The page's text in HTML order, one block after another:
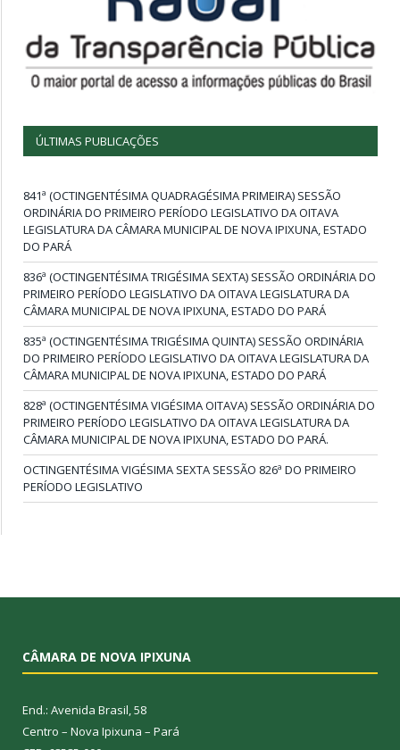
ÚLTIMAS PUBLICAÇÕES
841ª (OCTINGENTÉSIMA QUADRAGÉSIMA PRIMEIRA) SESSÃO
ORDINÁRIA DO PRIMEIRO PERÍODO LEGISLATIVO DA OITAVA
LEGISLATURA DA CÂMARA MUNICIPAL DE NOVA IPIXUNA, ESTADO
DO PARÁ
836ª (OCTINGENTÉSIMA TRIGÉSIMA SEXTA) SESSÃO ORDINÁRIA DO
PRIMEIRO PERÍODO LEGISLATIVO DA OITAVA LEGISLATURA DA
CÂMARA MUNICIPAL DE NOVA IPIXUNA, ESTADO DO PARÁ
835ª (OCTINGENTÉSIMA TRIGÉSIMA QUINTA) SESSÃO ORDINÁRIA
DO PRIMEIRO PERÍODO LEGISLATIVO DA OITAVA LEGISLATURA DA
CÂMARA MUNICIPAL DE NOVA IPIXUNA, ESTADO DO PARÁ
828ª (OCTINGENTÉSIMA VIGÉSIMA OITAVA) SESSÃO ORDINÁRIA DO
PRIMEIRO PERÍODO LEGISLATIVO DA OITAVA LEGISLATURA DA
CÂMARA MUNICIPAL DE NOVA IPIXUNA, ESTADO DO PARÁ.
OCTINGENTÉSIMA VIGÉSIMA SEXTA SESSÃO 826ª DO PRIMEIRO
PERÍODO LEGISLATIVO
CÂMARA DE NOVA IPIXUNA
End.: Avenida Brasil, 58
Centro – Nova Ipixuna – Pará